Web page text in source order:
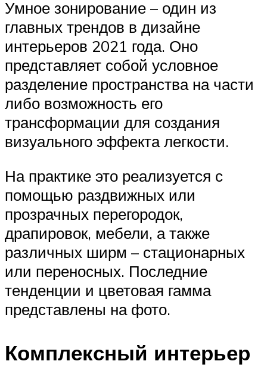
Умное зонирование – один из
главных трендов в дизайне
интерьеров 2021 года. Оно
представляет собой условное
разделение пространства на части
либо возможность его
трансформации для создания
визуального эффекта легкости.
На практике это реализуется с
помощью раздвижных или
прозрачных перегородок,
драпировок, мебели, а также
различных ширм – стационарных
или переносных. Последние
тенденции и цветовая гамма
представлены на фото.​
Комплексный интерьер